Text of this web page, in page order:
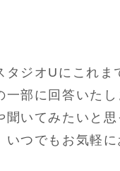
タジオUにこれま
一部に回答いたし
聞いてみたいと
いつでもお気軽